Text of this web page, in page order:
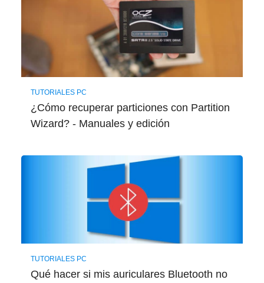
TUTORIALES PC
¿Cómo recuperar particiones con Partition
Wizard? - Manuales y edición
TUTORIALES PC
Qué hacer si mis auriculares Bluetooth no